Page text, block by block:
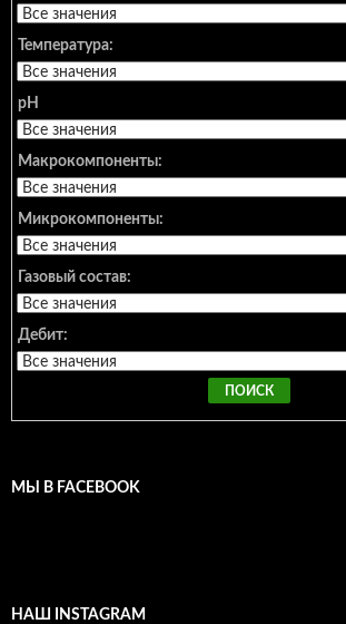
Температура:
pH
Макрокомпоненты:
Микрокомпоненты:
Газовый состав:
Дебит:
МЫ В FACEBOOK
НАШ INSTAGRAM